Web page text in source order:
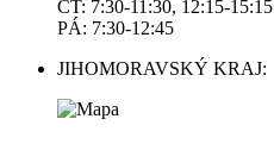
ČT: 7:30-11:30, 12:15-15:15
PÁ: 7:30-12:45
JIHOMORAVSKÝ KRAJ: